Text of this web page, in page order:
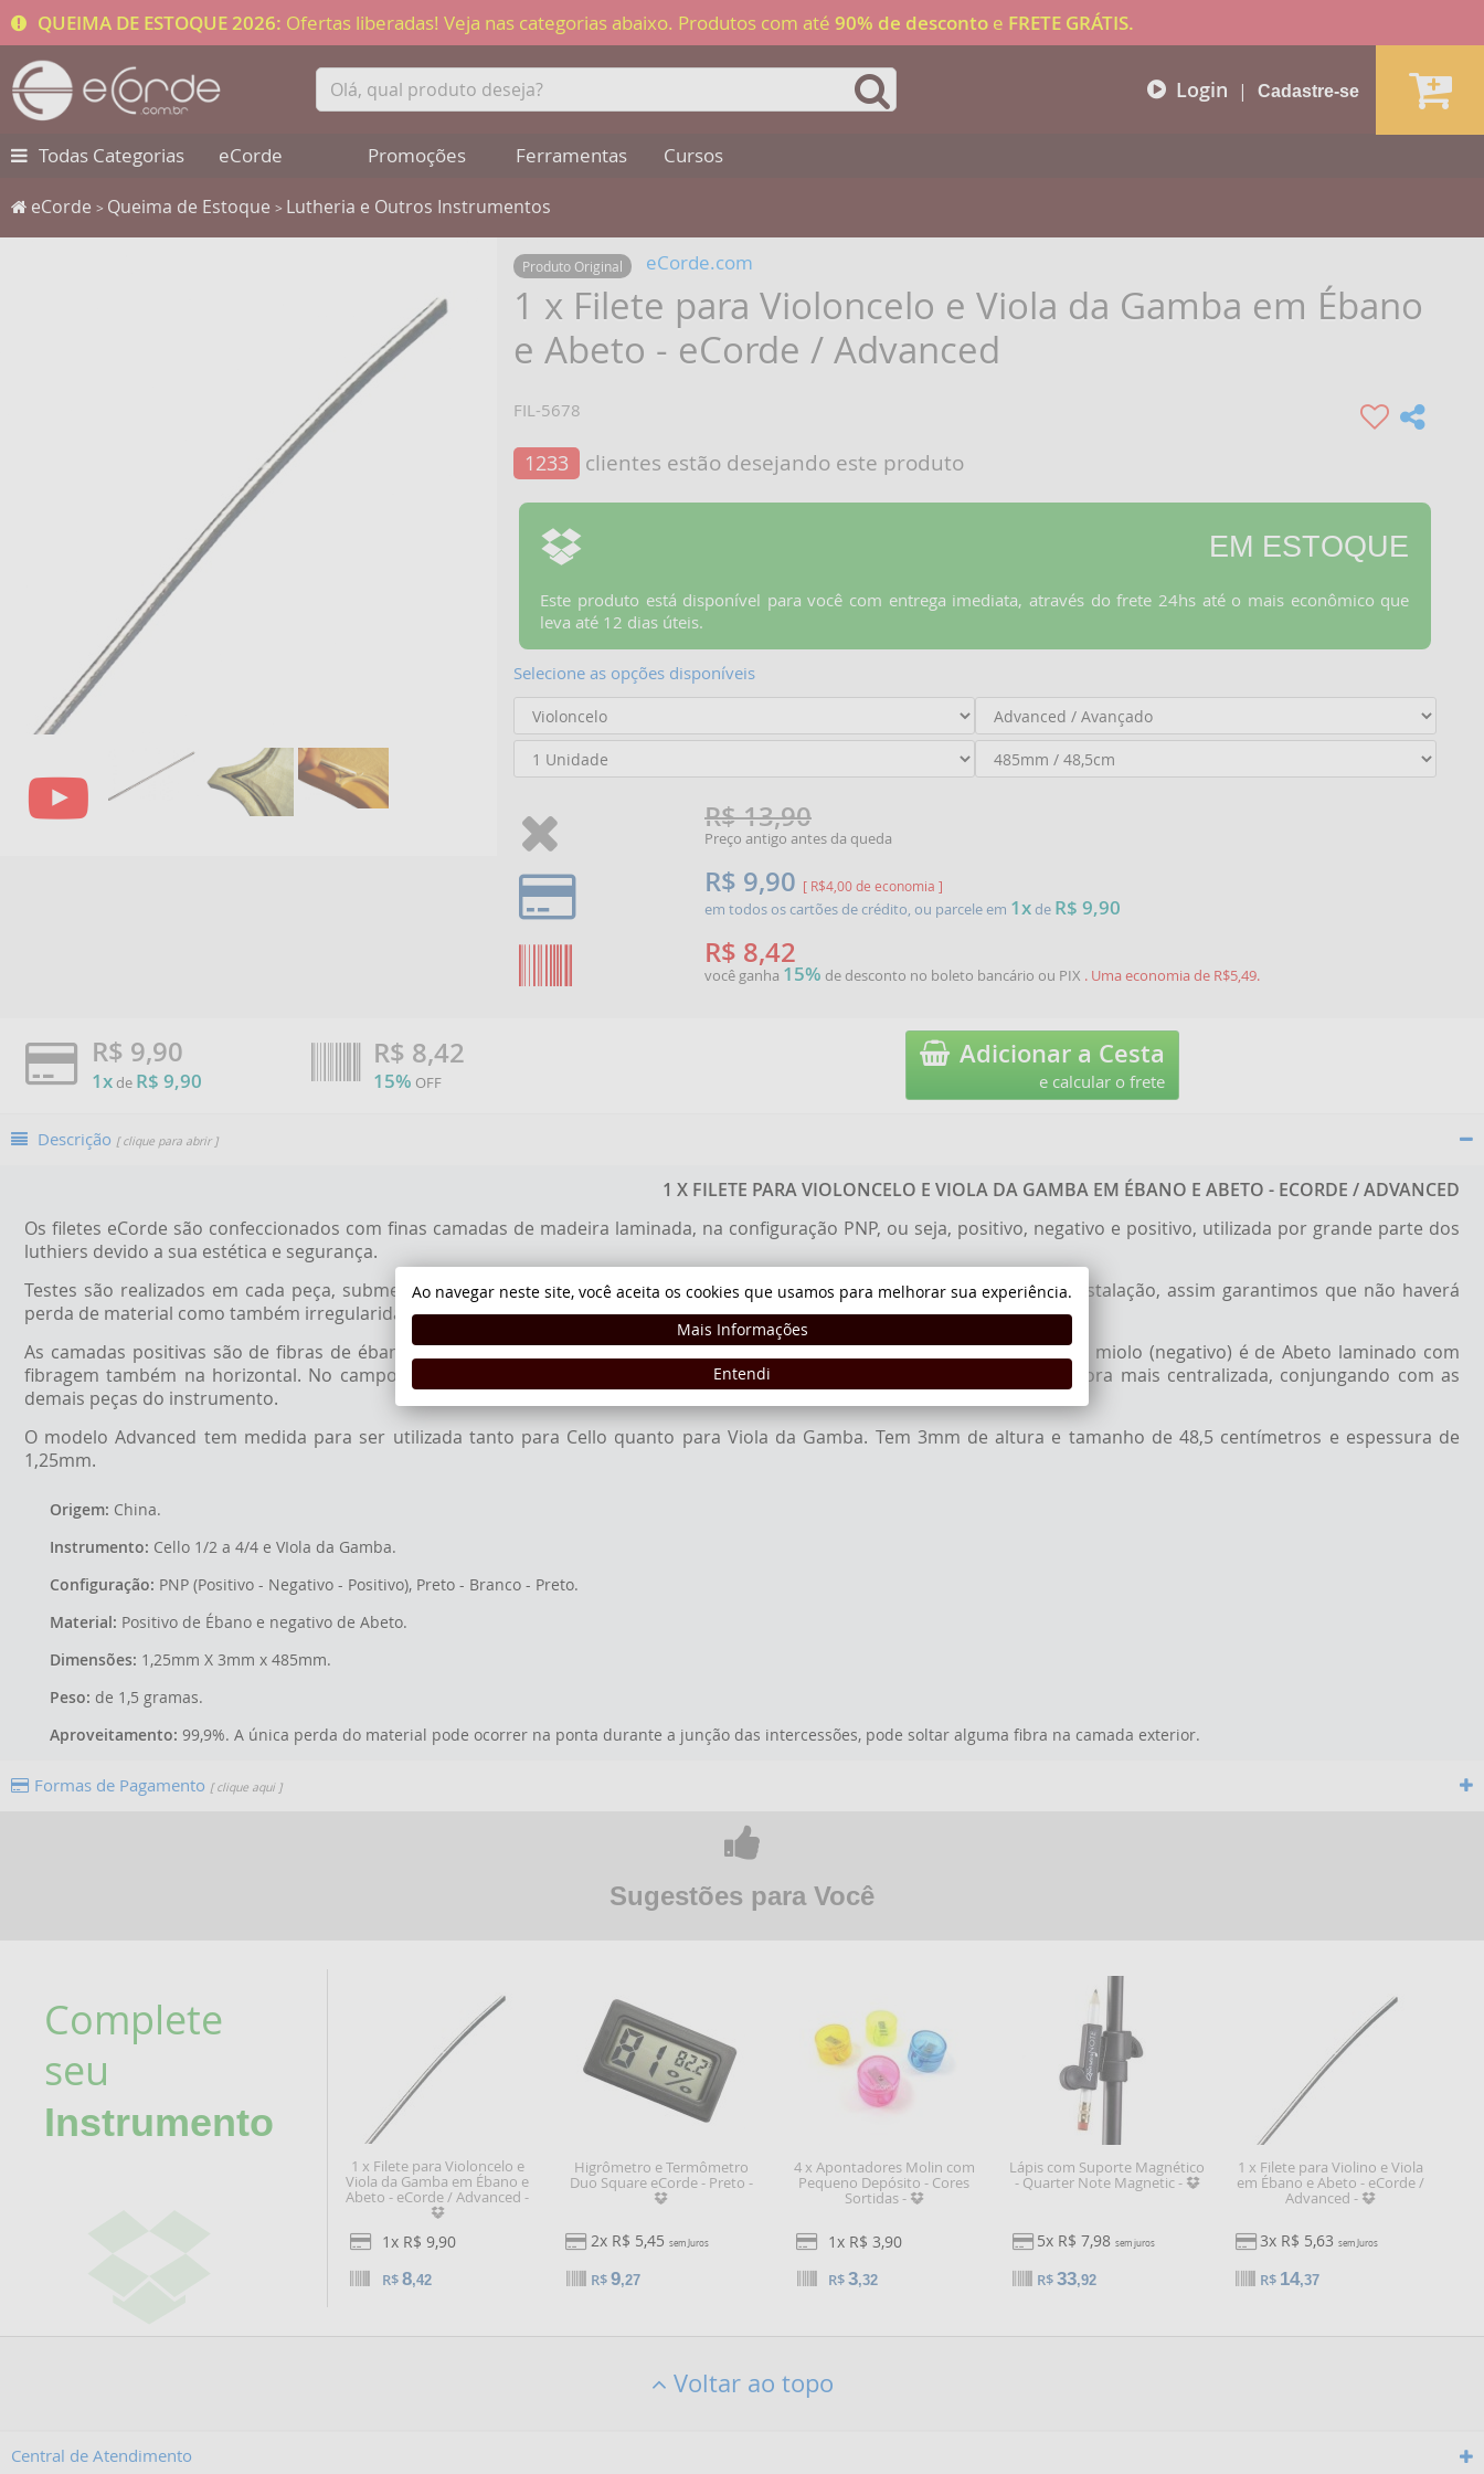
QUEIMA DE ESTOQUE 2026: Ofertas liberadas! Veja nas categorias abaixo. Produtos com até 90% de desconto e FRETE GRÁTIS.
Login | Cadastre-se
Todas Categorias eCorde Promoções Ferramentas Cursos
eCorde > Queima de Estoque > Lutheria e Outros Instrumentos
Produto Original eCorde.com
1 x Filete para Violoncelo e Viola da Gamba em Ébano
e Abeto - eCorde / Advanced
FIL-5678
1233 clientes estão desejando este produto
EM ESTOQUE
Este produto está disponível para você com entrega imediata, através do frete 24hs até o mais econômico que
leva até 12 dias úteis.
Selecione as opções disponíveis
R$ 13,90
Preço antigo antes da queda
R$ 9,90 [ R$4,00 de economia ]
em todos os cartões de crédito, ou parcele em 1x de R$ 9,90
R$ 8,42
você ganha 15% de desconto no boleto bancário ou PIX . Uma economia de R$5,49.
R$ 9,90
1x de R$ 9,90
R$ 8,42
15% OFF
Adicionar a Cesta
e calcular o frete
Descrição [ clique para abrir ]
1 X FILETE PARA VIOLONCELO E VIOLA DA GAMBA EM ÉBANO E ABETO - ECORDE / ADVANCED
Os filetes eCorde são confeccionados com finas camadas de madeira laminada, na configuração PNP, ou seja, positivo, negativo e positivo, utilizada por grande parte dos
luthiers devido a sua estética e segurança.
Testes são realizados em cada peça, submetemos os filetes a curvaturas semelhantes a que irá receber no momento da instalação, assim garantimos que não haverá
perda de material como também irregularidades estéticas.
As camadas positivas são de fibras de ébano que sobrepostas na horizontal traz para ao filete uma resistência mecânica. O miolo (negativo) é de Abeto laminado com
fibragem também na horizontal. No campo vibracional esta configuração proporciona ao instrumento uma ondulação sonora mais centralizada, conjungando com as
demais peças do instrumento.
O modelo Advanced tem medida para ser utilizada tanto para Cello quanto para Viola da Gamba. Tem 3mm de altura e tamanho de 48,5 centímetros e espessura de
1,25mm.
Origem: China.
Instrumento: Cello 1/2 a 4/4 e VIola da Gamba.
Configuração: PNP (Positivo - Negativo - Positivo), Preto - Branco - Preto.
Material: Positivo de Ébano e negativo de Abeto.
Dimensões: 1,25mm X 3mm x 485mm.
Peso: de 1,5 gramas.
Aproveitamento: 99,9%. A única perda do material pode ocorrer na ponta durante a junção das intercessões, pode soltar alguma fibra na camada exterior.
Formas de Pagamento [ clique aqui ]
Sugestões para Você
Complete
seu
Instrumento
1 x Filete para Violoncelo e
Viola da Gamba em Ébano e
Abeto - eCorde / Advanced -
1x R$ 9,90
R$8,42
Higrômetro e Termômetro
Duo Square eCorde - Preto -
2x R$ 5,45 sem Juros
R$9,27
4 x Apontadores Molin com
Pequeno Depósito - Cores
Sortidas -
1x R$ 3,90
R$3,32
Lápis com Suporte Magnético
- Quarter Note Magnetic -
5x R$ 7,98sem juros
R$33,92
1 x Filete para Violino e Viola
em Ébano e Abeto - eCorde /
Advanced -
3x R$ 5,63sem Juros
R$ 14,37
Voltar ao topo
Central de Atendimento
Ao navegar neste site, você aceita os cookies que usamos para melhorar sua experiência.
Mais Informações
Entendi